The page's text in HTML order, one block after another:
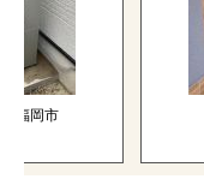
市 福